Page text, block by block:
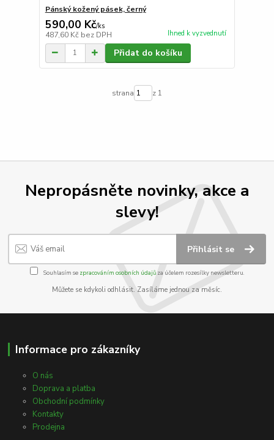
Pánský kožený pásek, černý
590,00 Kč/ks
487,60 Kč bez DPH Ihned k vyzvednutí
Přidat do košíku
strana z 1
Nepropásněte novinky, akce a
slevy!
Přihlásit se
Souhlasím se zpracováním osobních údajůza účelem rozesílky newsletteru.
Můžete se kdykoli odhlásit. Zasíláme jednou za měsíc.
Informace pro zákazníky
O nás
Doprava a platba
Obchodní podmínky
Kontakty
Prodejna